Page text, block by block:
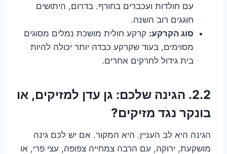
עם חולדות ועכברים בחורף. בדרום, היתושים
חוגגים רוב השנה.
סוג הקרקע: קרקע חולית מושכת נמלים מסוגים
מסוימים, בעוד שקרקע כבדה יותר יכולה להיות
בית גידול לחרקים אחרים.
2.2. הגינה שלכם: גן עדן למזיקים, או
בונקר נגד מזיקים?
הגינה היא לב העניין. היא המקור. אם יש לכם גינה
מושקעת, ירוקה, עם הרבה צמחייה צפופה, עצי פרי, או